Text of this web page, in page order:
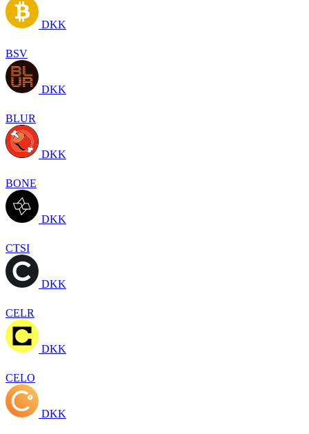
DKK
BSV
DKK
BLUR
DKK
BONE
DKK
CTSI
DKK
CELR
DKK
CELO
DKK